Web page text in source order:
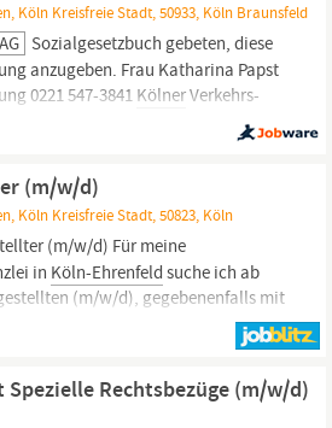
Köln Kreisfreie Stadt, 50933, Köln Braunsfeld
Sozialgesetzbuch gebeten, diese
anzugeben. Frau Katharina Papst
0221 547-3841 KölnerVerkehrs-
38 50933
www.kvb.koeln
Wer zu uns kommt, bewegt etwas.
Und den Verkehr von morgen...
(m/w/d)
Köln Kreisfreie Stadt, 50823, Köln
(m/w/d) Für meine
in Köln-Ehrenfeld suche ich ab
(m/w/d), gegebenenfalls mit
Erstellung von
für Mandanten
insbesondere auch Gewinnermittler
Spezielle Rechtsbezüge (m/w/d)